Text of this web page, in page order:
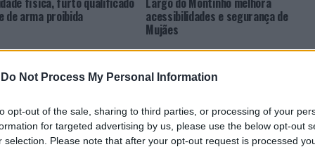
Do Not Process My Personal Information
opt-out of the sale, sharing to third parties, or processing of your
for targeted advertising by us, please use the below opt-out
selection. Please note that after your opt-out request is processed
de arma proibida acessibilidades e segurança de
Mujães